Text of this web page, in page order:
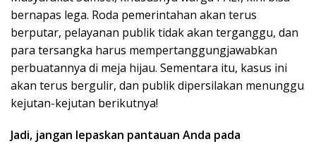
bernapas lega. Roda pemerintahan akan terus
berputar, pelayanan publik tidak akan terganggu, dan
para tersangka harus mempertanggungjawabkan
perbuatannya di meja hijau. Sementara itu, kasus ini
akan terus bergulir, dan publik dipersilakan menunggu
kejutan-kejutan berikutnya!
Jadi, jangan lepaskan pantauan Anda pada